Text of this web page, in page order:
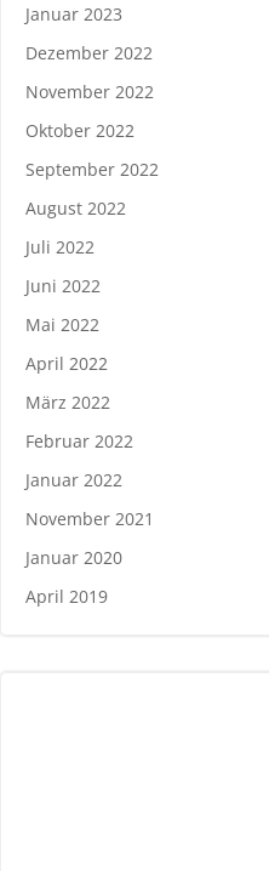
Januar 2023
Dezember 2022
November 2022
Oktober 2022
September 2022
August 2022
Juli 2022
Juni 2022
Mai 2022
April 2022
März 2022
Februar 2022
Januar 2022
November 2021
Januar 2020
April 2019